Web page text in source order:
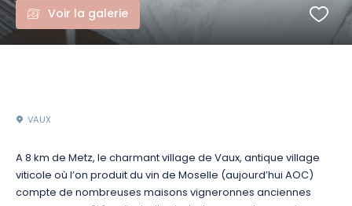
Voir la galerie
VAUX
A 8 km de Metz, le charmant village de Vaux, antique village
viticole où l’on produit du vin de Moselle (aujourd’hui AOC)
compte de nombreuses maisons vigneronnes anciennes